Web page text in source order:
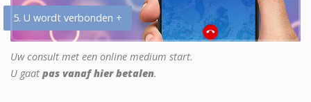
5. U wordt verbonden +
Uw consult met een online medium start.
U gaat pas vanaf hier betalen.